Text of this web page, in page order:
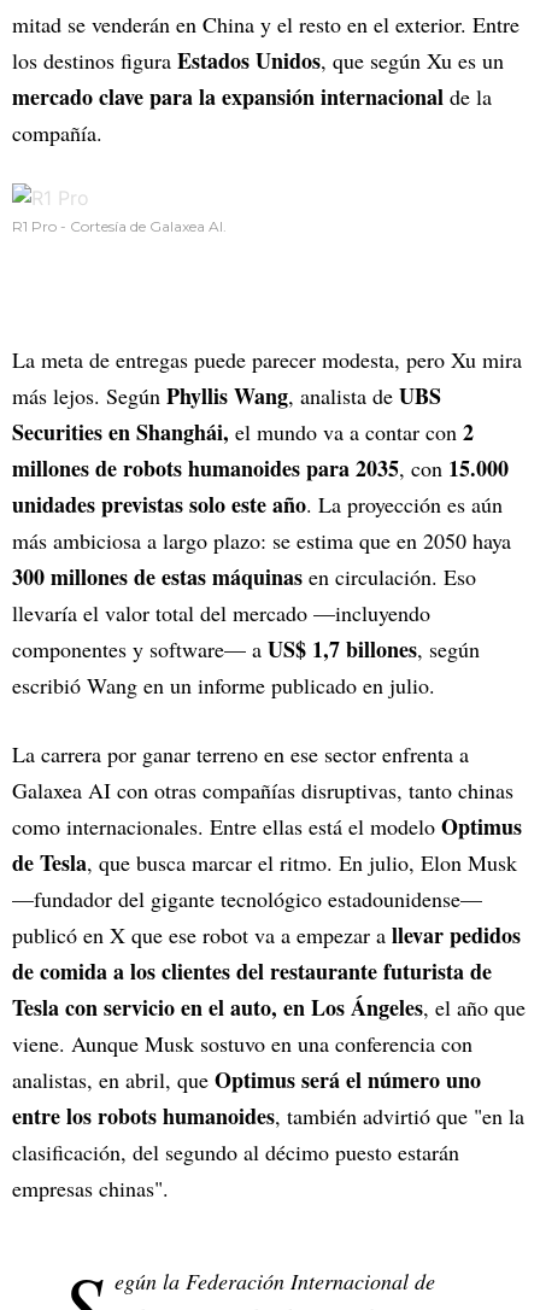
mitad se venderán en China y el resto en el exterior. Entre
los destinos figura Estados Unidos, que según Xu es un
mercado clave para la expansión internacional de la
compañía.
R1 Pro - Cortesía de Galaxea AI.
La meta de entregas puede parecer modesta, pero Xu mira
más lejos. Según Phyllis Wang, analista de UBS
Securities en Shanghái, el mundo va a contar con 2
millones de robots humanoides para 2035, con 15.000
unidades previstas solo este año. La proyección es aún
más ambiciosa a largo plazo: se estima que en 2050 haya
300 millones de estas máquinas en circulación. Eso
llevaría el valor total del mercado —incluyendo
componentes y software— a US$ 1,7 billones, según
escribió Wang en un informe publicado en julio.
La carrera por ganar terreno en ese sector enfrenta a
Galaxea AI con otras compañías disruptivas, tanto chinas
como internacionales. Entre ellas está el modelo Optimus
de Tesla, que busca marcar el ritmo. En julio, Elon Musk
—fundador del gigante tecnológico estadounidense—
publicó en X que ese robot va a empezar a llevar pedidos
de comida a los clientes del restaurante futurista de
Tesla con servicio en el auto, en Los Ángeles, el año que
viene. Aunque Musk sostuvo en una conferencia con
analistas, en abril, que Optimus será el número uno
entre los robots humanoides, también advirtió que "en la
clasificación, del segundo al décimo puesto estarán
empresas chinas".
egún la Federación Internacional de